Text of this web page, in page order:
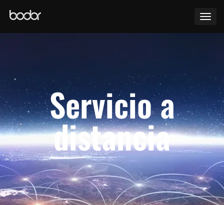
Servicio
Blog
Noticias
Acerca de Nosotros
Servicio a
distancia